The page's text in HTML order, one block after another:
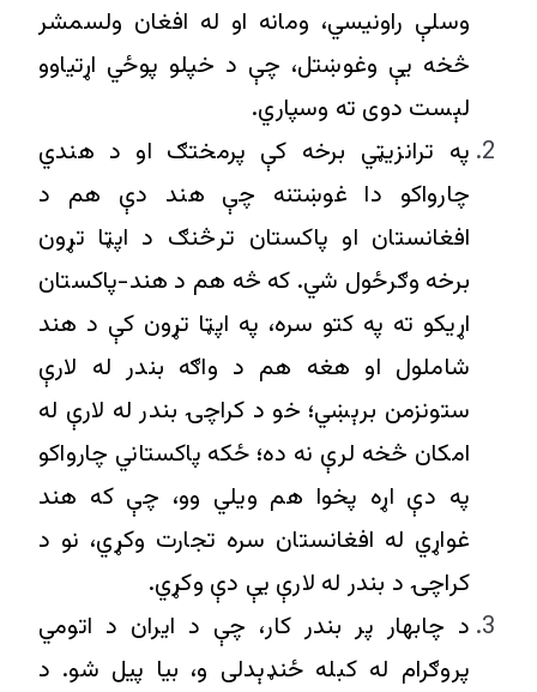
وسلې راونیسي، ومانه او له افغان ولسمشر
څخه یې وغوښتل، چې د خپلو پوځي اړتياوو
لېست دوی ته وسپاري.
په ترانزیټي برخه کې پرمختګ او د هندي
چارواکو دا غوښتنه چې هند دې هم د
افغانستان او پاکستان ترڅنګ د اپټا تړون
برخه وګرځول شي. که څه هم د هند-پاکستان
اړیکو ته په کتو سره، په اپټا تړون کې د هند
شاملول او هغه هم د واګه بندر له لارې
ستونزمن برېښي؛ خو د کراچۍ بندر له لارې له
امکان څخه لرې نه ده؛ ځکه پاکستاني چارواکو
په دې اړه پخوا هم ویلي وو، چې که هند
غواړي له افغانستان سره تجارت وکړي، نو د
کراچۍ د بندر له لارې يې دې وکړي.
د چابهار پر بندر کار، چې د ایران د اتومي
پروګرام له کبله ځنډېدلی و، بیا پيل شو. د